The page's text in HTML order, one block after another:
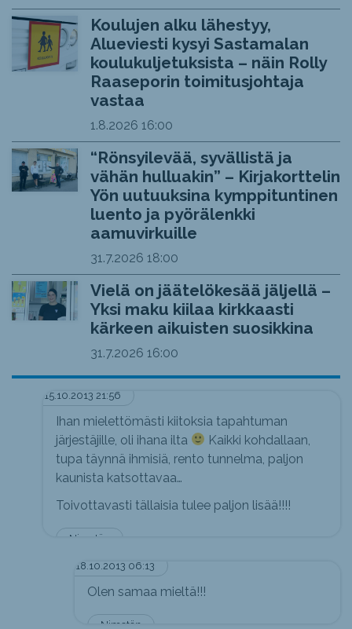
Koulujen alku lähestyy,
Alueviesti kysyi Sastamalan
koulukuljetuksista – näin Rolly
Raaseporin toimitusjohtaja
vastaa
1.8.2026 16:00
“Rönsyilevää, syvällistä ja
vähän hulluakin” – Kirjakorttelin
Yön uutuuksina kymppituntinen
luento ja pyörälenkki
aamuvirkuille
31.7.2026 18:00
Vielä on jäätelökesää jäljellä –
Yksi maku kiilaa kirkkaasti
kärkeen aikuisten suosikkina
31.7.2026 16:00
15.10.2013 21:56
Nimetön
Ihan mielettömästi kiitoksia tapahtuman
järjestäjille, oli ihana ilta
Kaikki kohdallaan,
tupa täynnä ihmisiä, rento tunnelma, paljon
kaunista katsottavaa…
Toivottavasti tällaisia tulee paljon lisää!!!!
18.10.2013 06:13
Nimetön
Olen samaa mieltä!!!